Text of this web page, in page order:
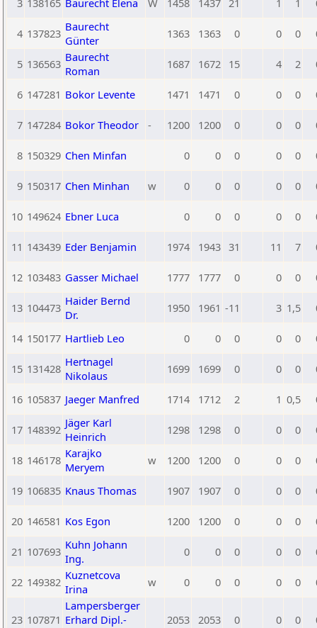
3 138165 Baurecht Elena W 1458 1437 21 1 1
4 137823 Baurecht
Günter
1363 1363 0 0 0
5 136563 Baurecht
Roman
1687 1672 15 4 2
6 147281 Bokor Levente 1471 1471 0 0 0
7 147284 Bokor Theodor - 1200 1200 0 0 0
8 150329 Chen Minfan 0 0 0 0 0
9 150317 Chen Minhan w 0 0 0 0 0
10 149624 Ebner Luca 0 0 0 0 0
11 143439 Eder Benjamin 1974 1943 31 11 7
12 103483 Gasser Michael 1777 1777 0 0 0
13 104473 Haider Bernd
Dr.
1950 1961 -11 3 1,5
14 150177 Hartlieb Leo 0 0 0 0 0
15 131428 Hertnagel
Nikolaus
1699 1699 0 0 0
16 105837 Jaeger Manfred 1714 1712 2 1 0,5
17 148392 Jäger Karl
Heinrich
1298 1298 0 0 0
18 146178 Karajko
Meryem
w 1200 1200 0 0 0
19 106835 Knaus Thomas 1907 1907 0 0 0
20 146581 Kos Egon 1200 1200 0 0 0
21 107693 Kuhn Johann
Ing.
0 0 0 0 0
22 149382 Kuznetcova
Irina
w 0 0 0 0 0
23 107871
Lampersberger
Erhard Dipl.-
2053 2053 0 0 0